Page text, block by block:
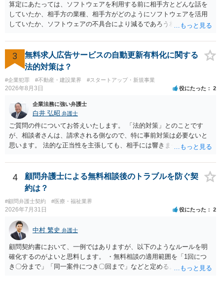
算定にあたっては、ソフトウェアを利用する前に相手方とどんな話を
していたか、相手方の業種、相手方がどのようにソフトウェアを活用
していたか、ソフトウェアの不具合により減るであろう相手方の将来
ます。 すでに王先生からも回答されている通り、最寄りの弁護士に相
談されることをお勧めします。
3
無料求人広告サービスの自動更新有料化に関する
法的対策は？
#企業犯罪 #不動産・建設業界 #スタートアップ・新規事業
2026年8月3日 役にたった 2
企業法務に強い弁護士
白井 弘昭 弁護士
ご質問の件についてお答えいたします。 「法的対策」とのことです
が、相談者さんは、請求される側なので、特に事前対策は必要ないと
思います。 法的な正当性を主張しても、相手には響きません。そもそ
的手段として裁判（おそらく少額訴訟）をするかどうかの問題ですの
で、訴訟を提起してきたら粛々と対応することになります。 少額訴訟
は、１人（１社）年間１０回までしかできないので、こちらが毅然と
支払いを拒否すれば、少額訴訟を提起する可能性は、低いものと思わ
れます。 ただ、裁判を東京などの遠隔地で起こされますと、対応する
だけで費用がかかりますので、難しいところです。 当事者での対応で
すと、押し負けて支払うかもと考えますので、弁護士に依頼するなど
して対応をすれば、より裁判をしてくる可能性は減りますが、当然費
用がかかります。 毅然と拒否して後は裁判するならしてくださいの対
応、弁護士に依頼して同様の対応、裁判してきたら、従業員にて粛々
と対応のどれかを選択することになります。 以上、ご参考まで。
4
顧問弁護士による無料相談後のトラブルを防ぐ契
約は？
#顧問弁護士契約 #医療・福祉業界
2026年7月31日 役にたった 2
中村 繁史 弁護士
顧問契約書において、一例ではありますが、以下のようなルールを明
確化するのがよいと思料します。 ・無料相談の適用範囲を「1回につ
き〇分まで」「同一案件につき〇回まで」などと定める。 ・無料相談